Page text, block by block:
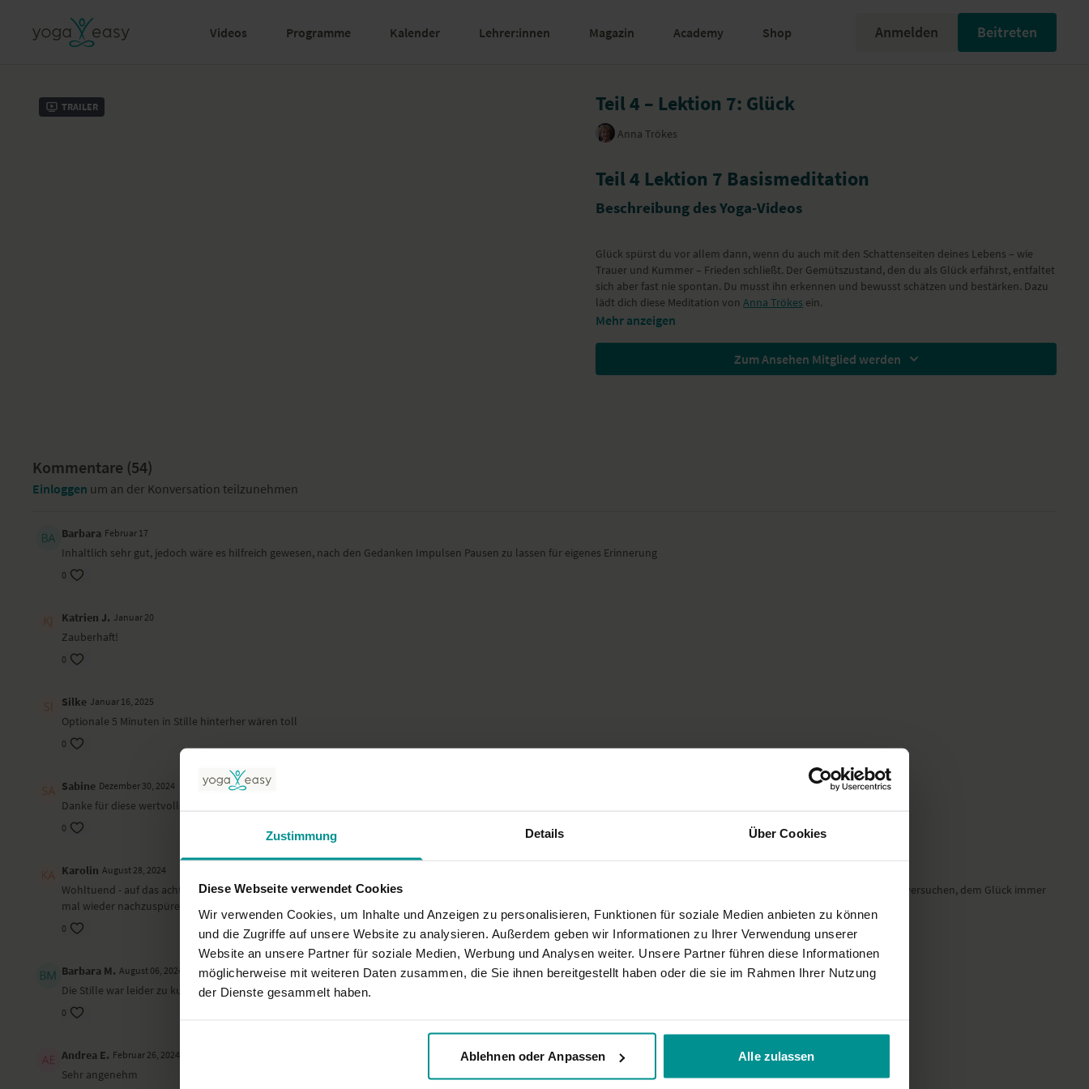
Zustimmung Details Über Cookies
Diese Webseite verwendet Cookies
Wir verwenden Cookies, um Inhalte und Anzeigen zu personalisieren, Funktionen für soziale Medien anbieten zu können
und die Zugriffe auf unsere Website zu analysieren. Außerdem geben wir Informationen zu Ihrer Verwendung unserer
Website an unsere Partner für soziale Medien, Werbung und Analysen weiter. Unsere Partner führen diese Informationen
möglicherweise mit weiteren Daten zusammen, die Sie ihnen bereitgestellt haben oder die sie im Rahmen Ihrer Nutzung
der Dienste gesammelt haben.
Ablehnen oder Anpassen Alle zulassen
Videos Programme Kalender Lehrer:innen Magazin Academy Shop Anmelden Beitreten
Trailer Teil 4 – Lektion 7: Glück
Anna Trökes
Teil 4 Lektion 7 Basismeditation
Beschreibung des Yoga-Videos
Glück spürst du vor allem dann, wenn du auch mit den Schattenseiten deines Lebens – wie
Trauer und Kummer – Frieden schließt. Der Gemütszustand, den du als Glück erfährst, entfaltet
sich aber fast nie spontan. Du musst ihn erkennen und bewusst schätzen und bestärken. Dazu
lädt dich diese Meditation vonAnna Trökes ein.
Mehr anzeigen
Zum Ansehen Mitglied werden
Kommentare (54)
Einloggen um an der Konversation teilzunehmen
Barbara Februar 17
Inhaltlich sehr gut, jedoch wäre es hilfreich gewesen, nach den Gedanken Impulsen Pausen zu lassen für eigenes Erinnerung
0
Katrien J. Januar 20
Zauberhaft!
0
Silke Januar 16, 2025
Optionale 5 Minuten in Stille hinterher wären toll
0
Sabine Dezember 30, 2024
Danke für diese wertvolle Lektion!
0
Karolin August 28, 2024
Wohltuend - auf das achten, was gut ist, was gelingt, die kleinen Dinge, die ein großes Glücksgefühl hervorbringen können. Wie schnell wird dies im Alltag übersehen. Ich werde versuchen, dem Glück immer
mal wieder nachzuspüren, anstatt mich auf die negativen Dinge zu fokussieren.
0
Barbara M. August 06, 2024
Die Stille war leider zu kurz
0
Andrea E. Februar 26, 2024
Sehr angenehm